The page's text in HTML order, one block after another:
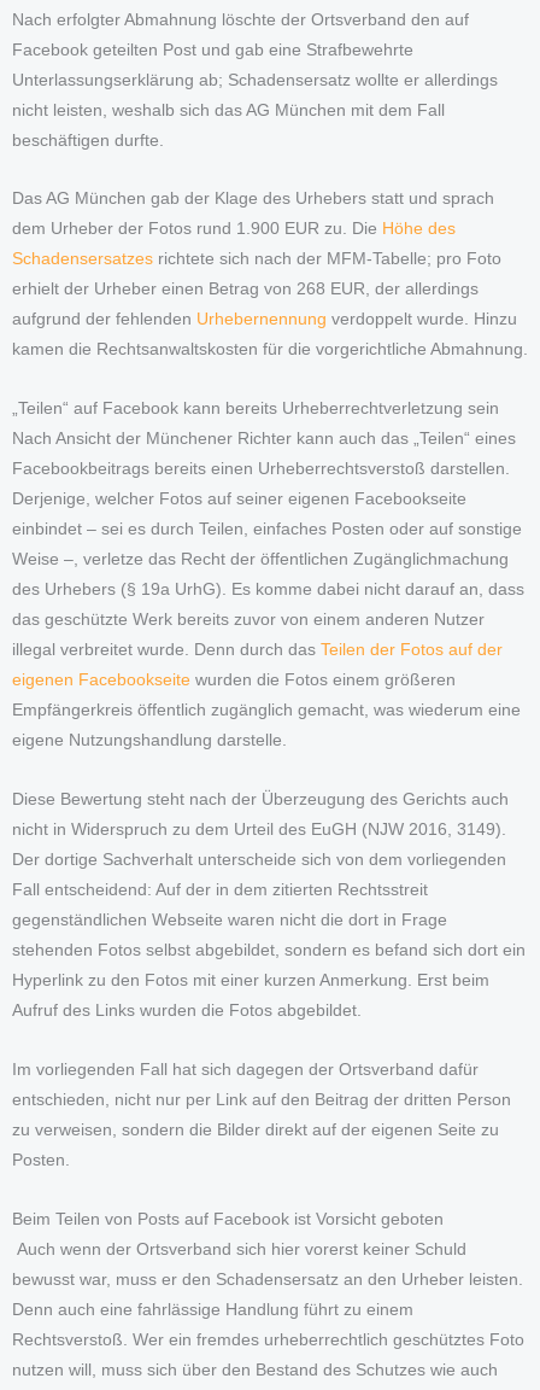
Nach erfolgter Abmahnung löschte der Ortsverband den auf
Facebook geteilten Post und gab eine Strafbewehrte
Unterlassungserklärung ab; Schadensersatz wollte er allerdings
nicht leisten, weshalb sich das AG München mit dem Fall
beschäftigen durfte.
Das AG München gab der Klage des Urhebers statt und sprach
dem Urheber der Fotos rund 1.900 EUR zu. Die Höhe des
Schadensersatzes richtete sich nach der MFM-Tabelle; pro Foto
erhielt der Urheber einen Betrag von 268 EUR, der allerdings
aufgrund der fehlenden Urhebernennung verdoppelt wurde. Hinzu
kamen die Rechtsanwaltskosten für die vorgerichtliche Abmahnung.
„Teilen“ auf Facebook kann bereits Urheberrechtverletzung sein
Nach Ansicht der Münchener Richter kann auch das „Teilen“ eines
Facebookbeitrags bereits einen Urheberrechtsverstoß darstellen.
Derjenige, welcher Fotos auf seiner eigenen Facebookseite
einbindet – sei es durch Teilen, einfaches Posten oder auf sonstige
Weise –, verletze das Recht der öffentlichen Zugänglichmachung
des Urhebers (§ 19a UrhG). Es komme dabei nicht darauf an, dass
das geschützte Werk bereits zuvor von einem anderen Nutzer
illegal verbreitet wurde. Denn durch das Teilen der Fotos auf der
eigenen Facebookseite wurden die Fotos einem größeren
Empfängerkreis öffentlich zugänglich gemacht, was wiederum eine
eigene Nutzungshandlung darstelle.
Diese Bewertung steht nach der Überzeugung des Gerichts auch
nicht in Widerspruch zu dem Urteil des EuGH (NJW 2016, 3149).
Der dortige Sachverhalt unterscheide sich von dem vorliegenden
Fall entscheidend: Auf der in dem zitierten Rechtsstreit
gegenständlichen Webseite waren nicht die dort in Frage
stehenden Fotos selbst abgebildet, sondern es befand sich dort ein
Hyperlink zu den Fotos mit einer kurzen Anmerkung. Erst beim
Aufruf des Links wurden die Fotos abgebildet.
Im vorliegenden Fall hat sich dagegen der Ortsverband dafür
entschieden, nicht nur per Link auf den Beitrag der dritten Person
zu verweisen, sondern die Bilder direkt auf der eigenen Seite zu
Posten.
Beim Teilen von Posts auf Facebook ist Vorsicht geboten
Auch wenn der Ortsverband sich hier vorerst keiner Schuld
bewusst war, muss er den Schadensersatz an den Urheber leisten.
Denn auch eine fahrlässige Handlung führt zu einem
Rechtsverstoß. Wer ein fremdes urheberrechtlich geschütztes Foto
nutzen will, muss sich über den Bestand des Schutzes wie auch